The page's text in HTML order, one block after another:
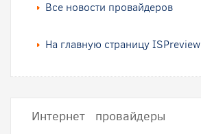
Все новости провайдеров
На главную страницу ISPreview
Интернет провайдеры